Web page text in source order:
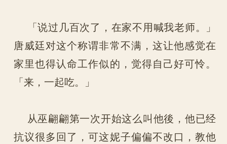
「说过几百次了，在家不用喊我老师。」
唐威廷对这个称谓非常不满，这让他感觉在
家里也得认命工作似的，觉得自己好可怜。
「来，一起吃。」
从巫翩翩第一次开始这么叫他後，他已经
抗议很多回了，可这妮子偏偏不改口，教他